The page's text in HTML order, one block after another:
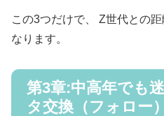
この3つだけで、 Z世代との
なります。
第3章:中高年でも
タ交換（フォロー